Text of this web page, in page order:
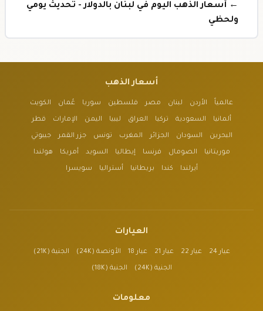
← أسعار الذهب اليوم في لبنان بالدولار - تحديث يومي
ولحظي
أسعار الذهب
عالمياً الأردن لبنان مصر فلسطين سوريا عُمان الكويت
ألمانيا السعودية تركيا العراق ليبيا اليمن الإمارات قطر
البحرين السودان الجزائر المغرب تونس جزر القمر جيبوتي
موريتانيا الصومال فرنسا إيطاليا السويد أمريكا هولندا
أيرلندا كندا بريطانيا أستراليا سويسرا
العيارات
عيار 24 عيار 22 عيار 21 عيار 18 الأونصة (24K) الجنية (21K)
الجنية (24K) الجنية (18K)
معلومات